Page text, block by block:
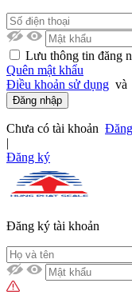
Lưu thông tin đăng
Quên mật khẩu
Điều khoản sử dụng và
Đăng nhập
Chưa có tài khoản
|
Đăng ký
Đăng ký tài khoản